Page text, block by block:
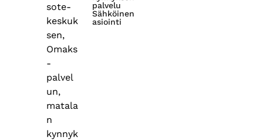
sote-
keskuk
sen,
Omaks
-
palvel
un,
matala
n
kynnyk
palvelu
Sähköinen
asiointi